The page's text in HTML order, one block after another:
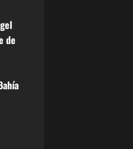
de